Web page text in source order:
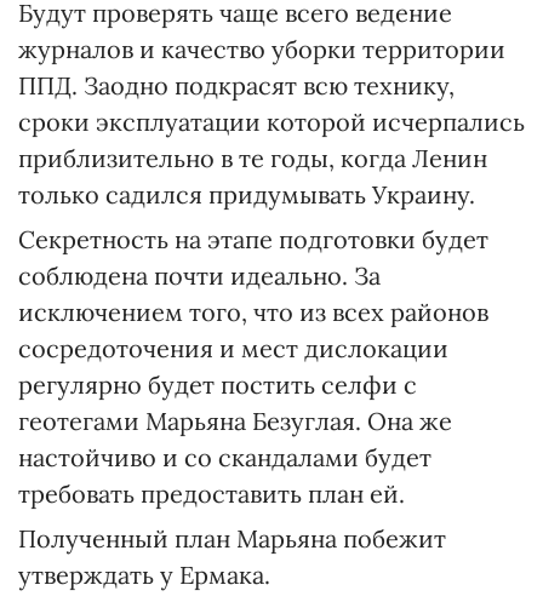
Будут проверять чаще всего ведение
журналов и качество уборки территории
ППД. Заодно подкрасят всю технику,
сроки эксплуатации которой исчерпались
приблизительно в те годы, когда Ленин
только садился придумывать Украину.
Секретность на этапе подготовки будет
соблюдена почти идеально. За
исключением того, что из всех районов
сосредоточения и мест дислокации
регулярно будет постить селфи с
геотегами Марьяна Безуглая. Она же
настойчиво и со скандалами будет
требовать предоставить план ей.
Полученный план Марьяна побежит
утверждать у Ермака.